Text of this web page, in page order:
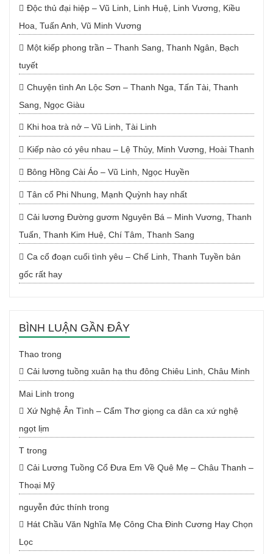
Độc thủ đại hiệp – Vũ Linh, Linh Huệ, Linh Vương, Kiều
Hoa, Tuấn Anh, Vũ Minh Vương
Một kiếp phong trần – Thanh Sang, Thanh Ngân, Bạch
tuyết
Chuyện tình An Lộc Sơn – Thanh Nga, Tấn Tài, Thanh
Sang, Ngọc Giàu
Khi hoa trà nở – Vũ Linh, Tài Linh
Kiếp nào có yêu nhau – Lệ Thủy, Minh Vương, Hoài Thanh
Bông Hồng Cài Áo – Vũ Linh, Ngọc Huyền
Tân cổ Phi Nhung, Mạnh Quỳnh hay nhất
Cải lương Đường gươm Nguyên Bá – Minh Vương, Thanh
Tuấn, Thanh Kim Huệ, Chí Tâm, Thanh Sang
Ca cổ đoạn cuối tình yêu – Chế Linh, Thanh Tuyền bản
gốc rất hay
BÌNH LUẬN GẦN ĐÂY
Thao trong
Cải lương tuồng xuân hạ thu đông Chiêu Linh, Châu Minh
Mai Linh trong
Xứ Nghệ Ân Tình – Cẩm Thơ giọng ca dân ca xứ nghệ
ngọt lịm
T trong
Cải Lương Tuồng Cổ Đưa Em Về Quê Mẹ – Châu Thanh –
Thoại Mỹ
nguyễn đức thính trong
Hát Chầu Văn Nghĩa Mẹ Công Cha Đinh Cương Hay Chọn
Lọc